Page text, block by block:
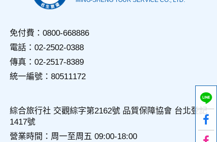
三、資料之保護
備及必要的安全防護措施，加以保護網站及您的個人資料採用
嚴格的保護措施，只由經過授權的人員才能接觸您的個人資
料，相關處理人員皆簽有保密合約，如有違反保密義務者，將
會受到相關的法律處分。
如因業務需要有必要委託其他單位提供服務時，本網站亦會嚴
格要求其遵守保密義務，並且採取必要檢查程序以確定其將確
四、網站對外的相關連結
本網站的網頁提供其他網站的網路連結，您也可經由本網站所
提供的連結，點選進入其他網站。但該連結網站不適用本網站
的隱私權保護政策，您必須參考該連結網站中的隱私權保護政
免付費：0800-668886
電話：02-2502-0388
傳真：02-2517-8389
統一編號：80511172
綜合旅行社 交觀綜字第2162號 品質保障協會 台北登記
1417號
營業時間：周一至周五 09:00-18:00